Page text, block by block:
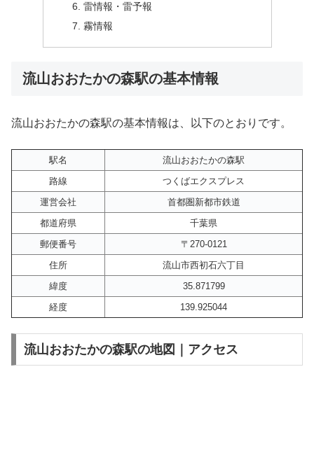
雷情報・雷予報
霧情報
流山おおたかの森駅の基本情報
流山おおたかの森駅の基本情報は、以下のとおりです。
駅名
流山おおたかの森駅
路線
つくばエクスプレス
運営会社
首都圏新都市鉄道
都道府県
千葉県
郵便番号
〒270-0121
住所
流山市西初石六丁目
緯度
35.871799
経度
139.925044
流山おおたかの森駅の地図｜アクセス